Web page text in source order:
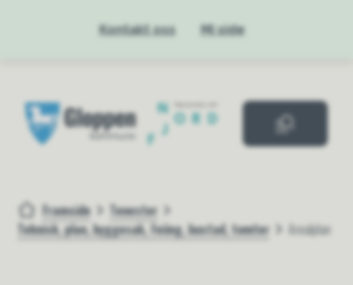
Kontakt oss Mi side
Du er her:
Framside
Tenester
Teknisk, plan, byggesak, feiing, bustad, tomter
Arealplan